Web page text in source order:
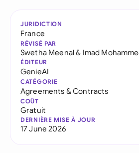
JURIDICTION
France
RÉVISÉ PAR
Swetha Meenal& Imad
ÉDITEUR
GenieAI
CATÉGORIE
Agreements & Contracts
COÛT
Gratuit
DERNIÈRE MISE À JOUR
17 June 2026